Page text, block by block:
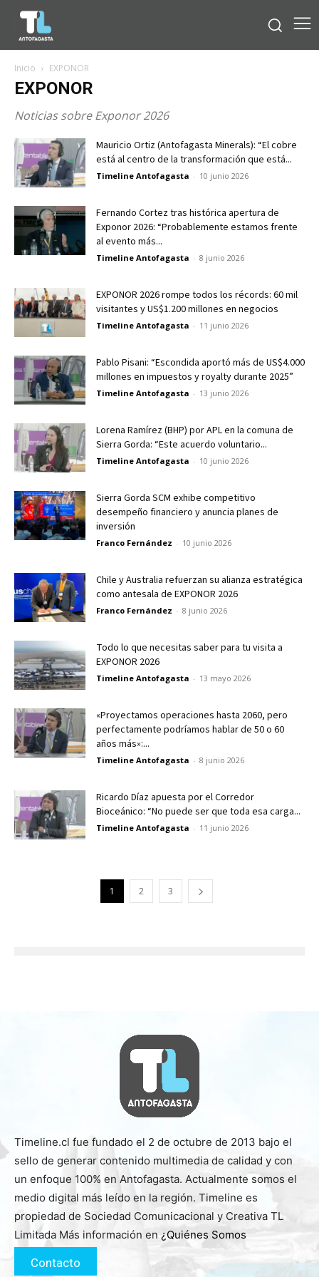
Inicio EXPONOR
EXPONOR
Noticias sobre Exponor 2026
Mauricio Ortiz (Antofagasta Minerals): “El cobre
está al centro de la transformación que está...
Timeline Antofagasta - 10 junio 2026
Fernando Cortez tras histórica apertura de
Exponor 2026: “Probablemente estamos frente
al evento más...
Timeline Antofagasta - 8 junio 2026
EXPONOR 2026 rompe todos los récords: 60 mil
visitantes y US$1.200 millones en negocios
Timeline Antofagasta - 11 junio 2026
Pablo Pisani: “Escondida aportó más de US$4.000
millones en impuestos y royalty durante 2025”
Timeline Antofagasta - 13 junio 2026
Lorena Ramírez (BHP) por APL en la comuna de
Sierra Gorda: “Este acuerdo voluntario...
Timeline Antofagasta - 10 junio 2026
Sierra Gorda SCM exhibe competitivo
desempeño financiero y anuncia planes de
inversión
Franco Fernández - 10 junio 2026
Chile y Australia refuerzan su alianza estratégica
como antesala de EXPONOR 2026
Franco Fernández - 8 junio 2026
Todo lo que necesitas saber para tu visita a
EXPONOR 2026
Timeline Antofagasta - 13 mayo 2026
«Proyectamos operaciones hasta 2060, pero
perfectamente podríamos hablar de 50 o 60
años más»:...
Timeline Antofagasta - 8 junio 2026
Ricardo Díaz apuesta por el Corredor
Bioceánico: “No puede ser que toda esa carga...
Timeline Antofagasta - 11 junio 2026
1 2 3
Timeline.cl fue fundado el 2 de octubre de 2013 bajo el
sello de generar contenido multimedia de calidad y con
un enfoque 100% en Antofagasta. Actualmente somos el
medio digital más leído en la región. Timeline es
propiedad de Sociedad Comunicacional y Creativa TL
Limitada Más información en ¿Quiénes Somos
Contacto